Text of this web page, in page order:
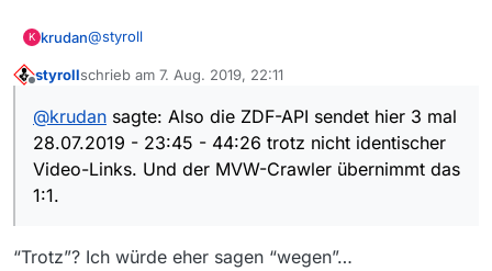
Hintergrund, wobei die vorhergehenden Videos nicht
Solange die Video-URL gültig ist, bleibt der
PS:
schon mal in die richtige Kategorie verschieben…
K krudan@styroll
Also die ZDF-API sendet hier 3 mal 28.07.2019 - 23:45 -
MVW-Crawler übernimmt das 1:1. Ok.
styrollschrieb am 7. Aug. 2019, 22:11
zuletzt editiert von
@krudan sagte: Also die ZDF-API sendet hier 3 mal
28.07.2019 - 23:45 - 44:26 trotz nicht identischer
Video-Links. Und der MVW-Crawler übernimmt das
1:1.
“Trotz”? Ich würde eher sagen “wegen”…